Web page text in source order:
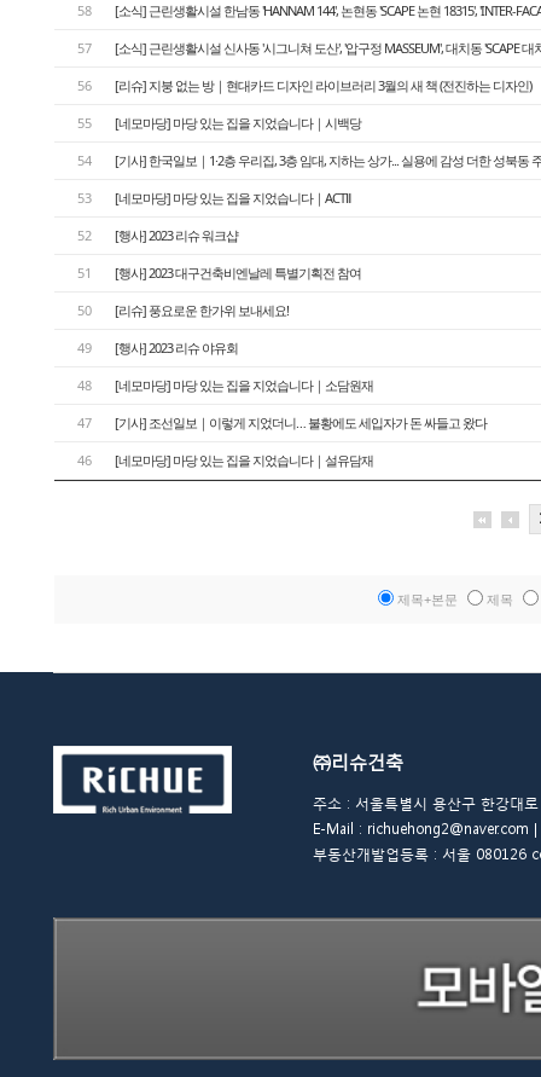
58 [소식] 근린생활시설 한남동 'HANNAM 144', 논현동 'SCAPE 논현 18315', 'INTER-
57 [소식] 근린생활시설 신사동 '시그니쳐 도산', '압구정 MASSEUM', 대치동 'SCAPE 대
56 [리슈] 지붕 없는 방｜현대카드 디자인 라이브러리 3월의 새 책 (전진하는 디자인)
55 [네모마당] 마당 있는 집을 지었습니다｜시백당
54 [기사] 한국일보｜1·2층 우리집, 3층 임대, 지하는 상가... 실용에 감성 더한 성북동
53 [네모마당] 마당 있는 집을 지었습니다｜ACTⅡ
52 [행사] 2023 리슈 워크샵
51 [행사] 2023 대구건축비엔날레 특별기획전 참여
50 [리슈] 풍요로운 한가위 보내세요!
49 [행사] 2023 리슈 야유회
48 [네모마당] 마당 있는 집을 지었습니다｜소담원재
47 [기사] 조선일보｜이렇게 지었더니… 불황에도 세입자가 돈 싸들고 왔다
46 [네모마당] 마당 있는 집을 지었습니다｜설유담재
제목+본문 제목
㈜리슈건축
주소 : 서울특별시 용산구 한강대
E-Mail :
부동산개발업등록 : 서울 080126